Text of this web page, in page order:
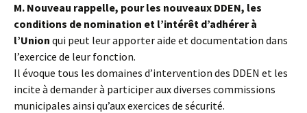
M. Nouveau rappelle, pour les nouveaux DDEN, les
conditions de nomination et l’intérêt d’adhérer à
l’Union qui peut leur apporter aide et documentation dans
l’exercice de leur fonction.
Il évoque tous les domaines d’intervention des DDEN et les
incite à demander à participer aux diverses commissions
municipales ainsi qu’aux exercices de sécurité.